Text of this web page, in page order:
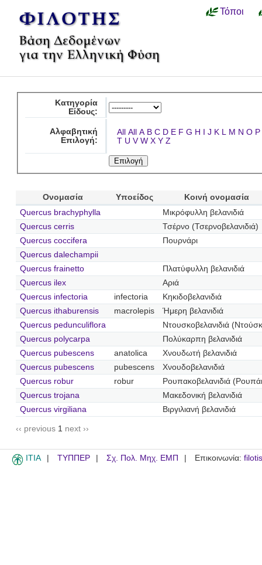
Τόποι
Κατηγορία
Είδους:
Αλφαβητική
Επιλογή:
All All A B C D E F G H I J K L M N O P
T U V W X Y Z
Ονομασία Υποείδος
Κοινή ονομασία
Quercus brachyphylla
Μικρόφυλλη βελανιδιά
Quercus cerris
Τσέρνο (Τσερνοβελανιδιά)
Quercus coccifera
Πουρνάρι
Quercus dalechampii
Quercus frainetto
Πλατύφυλλη βελανιδιά
Quercus ilex
Αριά
Quercus infectoria
infectoria
Κηκιδοβελανιδιά
Quercus ithaburensis
macrolepis
Ήμερη βελανιδιά
Quercus pedunculiflora
Ντουσκοβελανιδιά
Quercus polycarpa
Πολύκαρπη βελανιδιά
Quercus pubescens
anatolica
Χνουδωτή βελανιδιά
Quercus pubescens
pubescens
Χνουδοβελανιδιά
Quercus robur
robur
Ρουπακοβελανιδιά
Quercus trojana
Μακεδονική βελανιδιά
Quercus virgiliana
Βιργιλιανή βελανιδιά
‹‹ previous 1 next ››
ITIA ΤΥΠΠΕΡ Σχ. Πολ. Μηχ. ΕΜΠ Επικοινωνία: